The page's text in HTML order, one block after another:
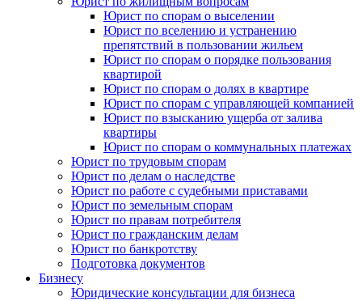
Юрист по спорам о выселении
Юрист по вселению и устранению
препятствий в пользовании жильем
Юрист по спорам о порядке пользования
квартирой
Юрист по спорам о долях в квартире
Юрист по спорам с управляющей компанией
Юрист по взысканию ущерба от залива
квартиры
Юрист по спорам о коммунальных платежах
Юрист по трудовым спорам
Юрист по делам о наследстве
Юрист по работе с судебными приставами
Юрист по земельным спорам
Юрист по правам потребителя
Юрист по гражданским делам
Юрист по банкротству
Подготовка документов
Бизнесу
Юридические консультации для бизнеса